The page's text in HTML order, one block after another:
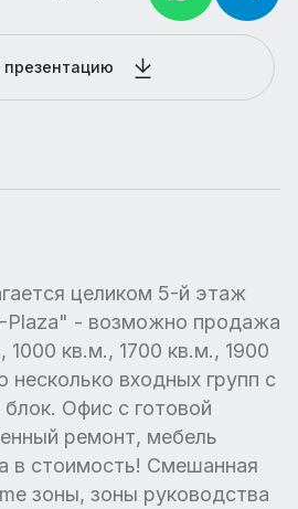
презентацию
целиком 5-й этаж
Plaza" - возможно продажа
1000 кв.м., 1700 кв.м., 1900
несколько входных групп с
Офис с готовой
ремонт, мебель
в стоимость! Смешанная
зоны, зоны руководства